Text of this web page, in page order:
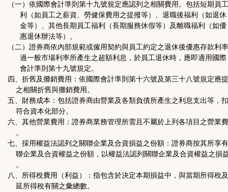
（一）依國際會計準則第十九號規定應認列之相關費用。包括短期員
利（如員工之薪資、勞健保費用之提撥等）、退職後福利（如退休
金等）、其他長期員工福利（長期服務休假等）及離職福利（如優
惠退休辦法等）。
（二）證券商依內部規範或僱用契約與員工約定之退休後優惠存款利
過一般市場利率所產生之超額利息，於員工退休時，應即適用國際
會計準則第十九號規定。
四、折舊及攤銷費用：依國際會計準則第十六號及第三十八號規定應
之相關折舊與攤銷費用。
五、財務成本：包括證券商由營業及各類負債所產生之利息支出等，
符合資本化部分。
六、其他營業費用：證券商業務管理所需且不屬於上列各項目之營業
。
七、採用權益法認列之關聯企業及合資損益之份額：證券商按其所享
聯企業及合資權益之份額，以權益法認列關聯企業及合資權益之損
。
八、所得稅費用（利益）：指包含於決定本期損益中，與當期所得稅
延所得稅有關之彙總數。